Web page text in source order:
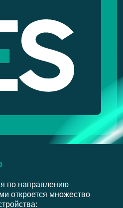
по направлению
откроется множество